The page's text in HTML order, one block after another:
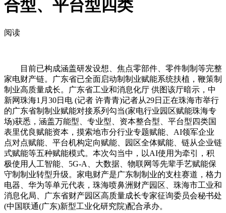
合型、平台型四类
阅读
目前已构成涵盖研发设想、焦点零部件、零件制制等完整
家电财产链。广东省已全面启动制制业赋能系统扶植，鞭策制
制业高质量成长。广东省工业和消息化厅 供图该厅暗示，中
新网珠海1月30日电 (记者 许青青)记者从29日正在珠海市举行
的广东省制制业赋能对接系列勾当(家电行业园区赋能珠海专
场)获悉，涵盖万能型、专业型、资本整合型、平台型四类国
表里优良赋能资本，摸索地市分行业专题赋能、AI领军企业
点对点赋能、平台机构定向赋能、园区全体赋能、链从企业链
式赋能等五种赋能模式。本次勾当中，以AI使用为牵引，积
极使用人工智能、5G-A、大数据、物联网等先辈手艺赋能保
守制制业转型升级。家电财产是广东制制业的支柱赛道，格力
电器、华为等单元代表，珠海喷鼻洲财产园区、珠海市工业和
消息化局、广东省财产园区高质量成长专家征询委员会秘书处
(中国联通(广东)新型工业化研究院)配合承办。